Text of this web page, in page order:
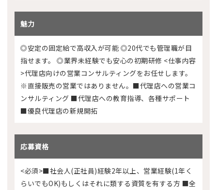
魅力
◎安定の固定給で高収入が可能 ◎20代でも管理職が目
指せます。 ◎業界未経験でも安心の初期研修 <仕事内容
>代理店向けの営業コンサルティングをお任せします。
※直接販売の営業ではありません。■代理店への営業コ
ンサルティング ■代理店への教育指導、各種サポート
■優良代理店の新規開拓
応募資格
<必須>■社会人(正社員)経験2年以上、営業経験(1年く
らいでもOK)もしくはそれに類する資質を有する方 ■全